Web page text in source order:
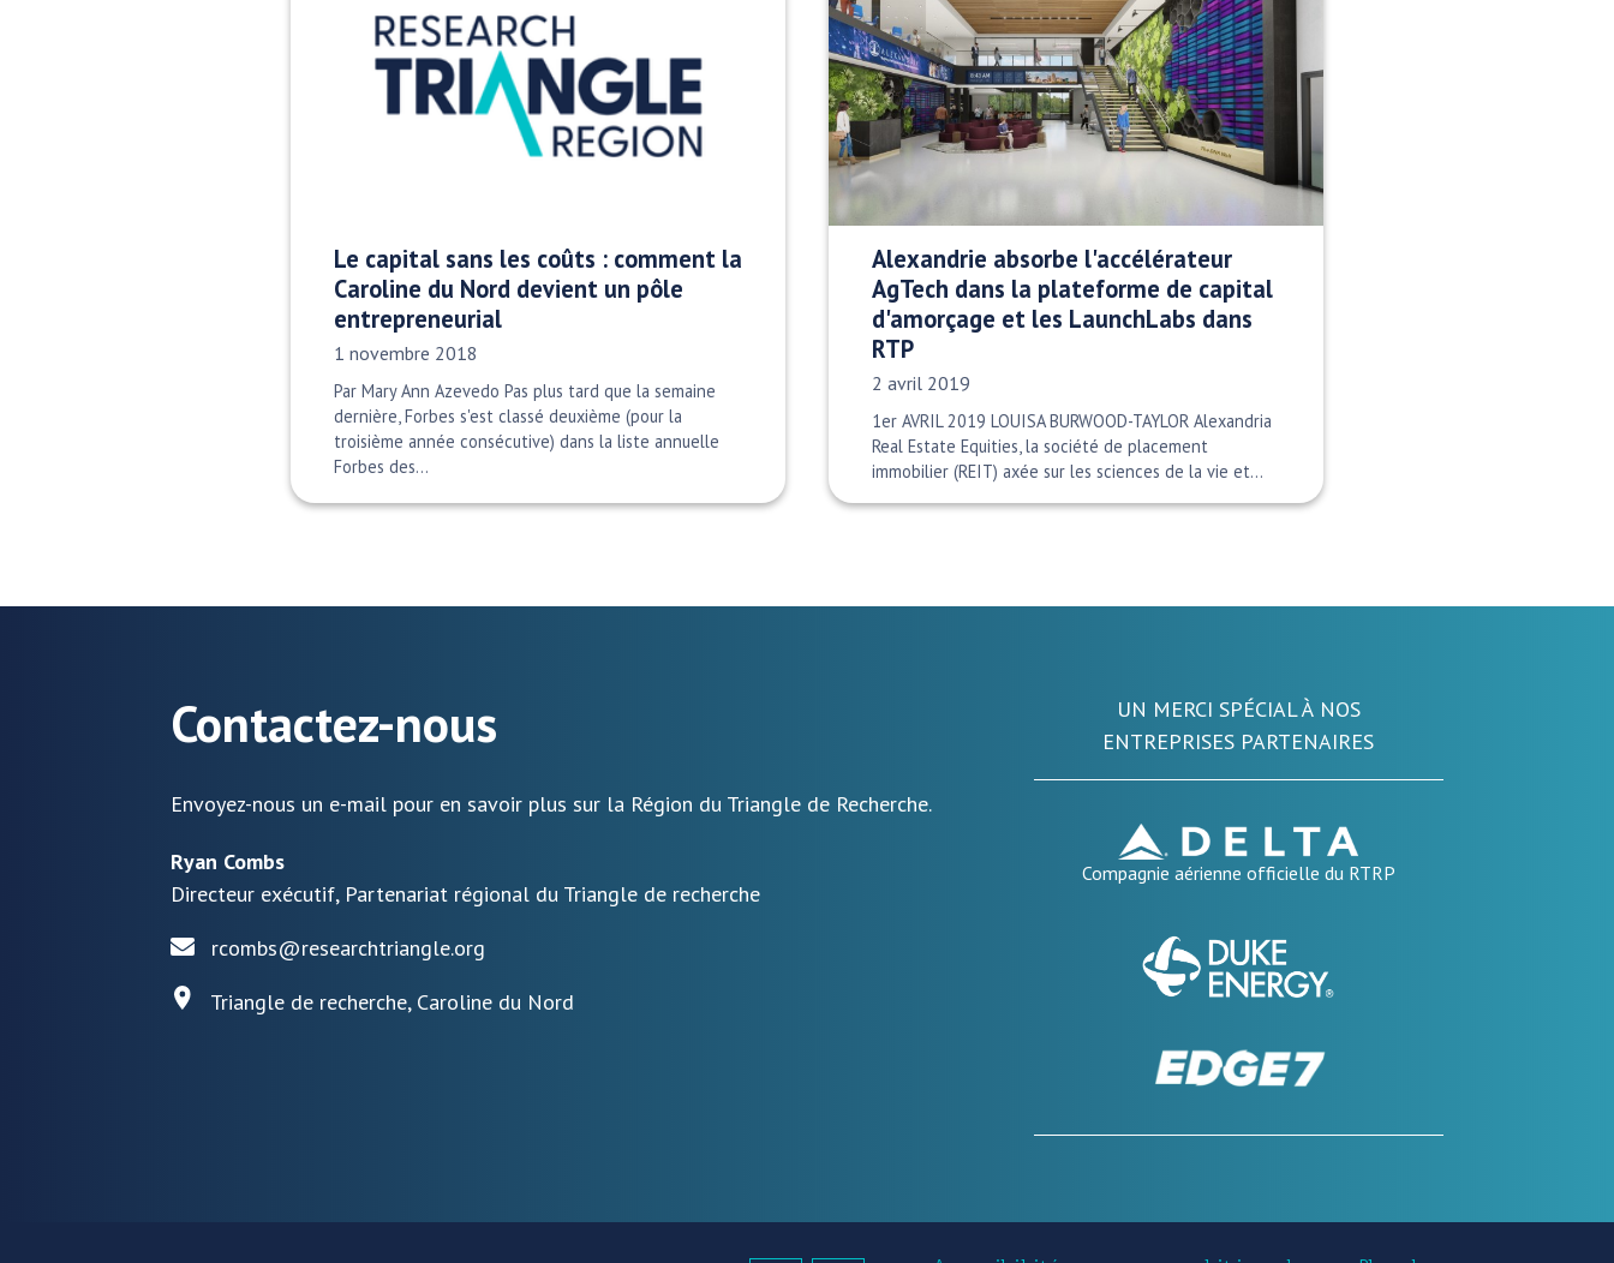
Le capital sans les coûts : comment la
Caroline du Nord devient un pôle
entrepreneurial
Date publiée:
1 novembre 2018
Par Mary Ann Azevedo Pas plus tard que la semaine
dernière, Forbes s'est classé deuxième (pour la
troisième année consécutive) dans la liste annuelle
Forbes des…
Alexandrie absorbe l'accélérateur
AgTech dans la plateforme de capital
d'amorçage et les LaunchLabs dans
RTP
Date publiée:
2 avril 2019
1er AVRIL 2019 LOUISA BURWOOD-TAYLOR Alexandria
Real Estate Equities, la société de placement
immobilier (REIT) axée sur les sciences de la vie et…
Contactez-nous
Envoyez-nous un e-mail pour en savoir plus sur la Région du Triangle de Recherche.
Ryan Combs
Directeur exécutif, Partenariat régional du Triangle de recherche
rcombs@researchtriangle.org
Triangle de recherche, Caroline du Nord
UN MERCI SPÉCIAL À NOS
ENTREPRISES PARTENAIRES
Compagnie aérienne officielle du RTRP